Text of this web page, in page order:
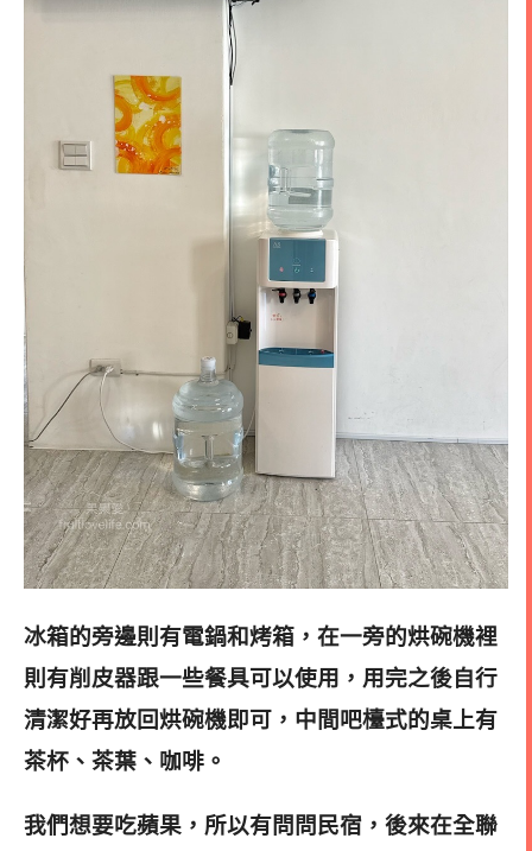
冰箱的旁邊則有電鍋和烤箱，在一旁的烘碗機裡
則有削皮器跟一些餐具可以使用，用完之後自行
清潔好再放回烘碗機即可，中間吧檯式的桌上有
茶杯、茶葉、咖啡。
我們想要吃蘋果，所以有問問民宿，後來在全聯